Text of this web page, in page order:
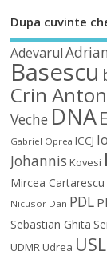
Dupa cuvinte
Adevarul
Basescu
Crin
Veche DNA
Gabriel Oprea ICCJ
Johannis Kovesi
Mircea Cartarescu
Nicusor Dan PDL
Sebastian Ghita
UDMRUdrea USL